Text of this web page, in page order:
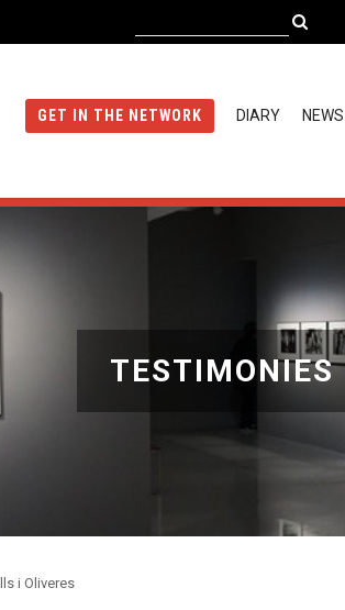
GET IN THE NETWORK DIARY NEWS
TESTIMONIES
i Oliveres